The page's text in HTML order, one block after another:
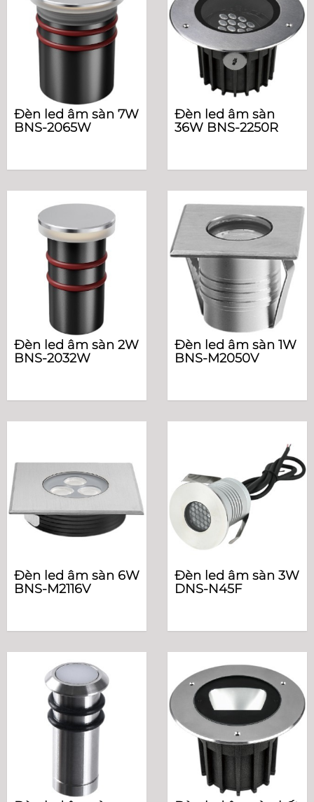
Đèn led âm sàn 7W
BNS-2065W
Đèn led âm sàn
36W BNS-2250R
Đèn led âm sàn 2W
BNS-2032W
Đèn led âm sàn 1W
BNS-M2050V
Đèn led âm sàn 6W
BNS-M2116V
Đèn led âm sàn 3W
DNS-N45F